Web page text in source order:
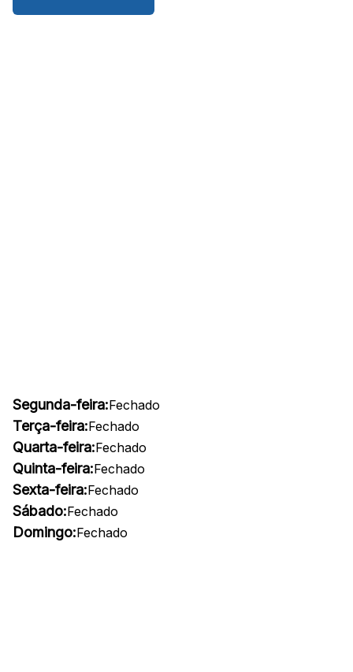
Segunda-feira:Fechado
Terça-feira:Fechado
Quarta-feira:Fechado
Quinta-feira:Fechado
Sexta-feira:Fechado
Sábado:Fechado
Domingo:Fechado